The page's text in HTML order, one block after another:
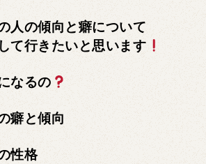
人の傾向と癖について
て行きたいと思います
なるの
癖と傾向
性格